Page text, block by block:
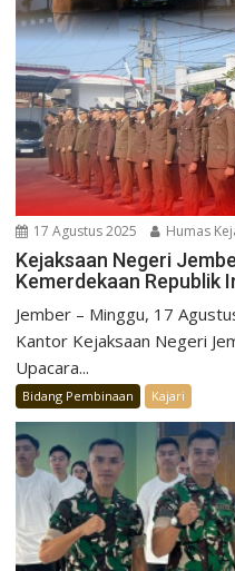
17 Agustus 2025 Humas
Kejaksaan Negeri
Kemerdekaan Republik
Jember – Minggu, 17
Kantor Kejaksaan Negeri
Upacara...
Bidang Pembinaan Kajari